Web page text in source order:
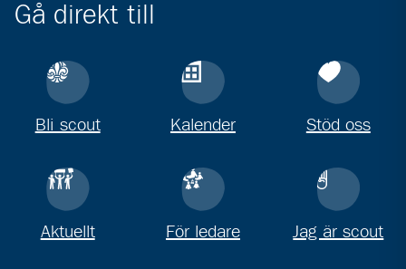
Gå direkt till
Bli scout Kalender Stöd oss
Aktuellt För ledare Jag är scout